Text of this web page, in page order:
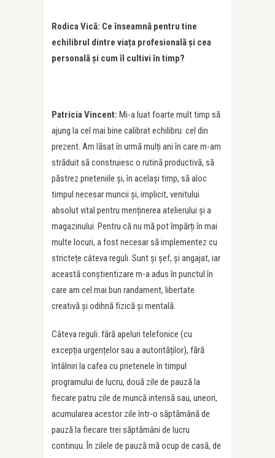
Rodica Vică: Ceînseamnă pentru tine
echilibrul dintre viața profesional ă și cea
personală și cum îl cultiviîn timp?
Patricia Vincent: Mi-a luat foarte mult timp să
ajung la cel mai bine calibrat echilibru: cel din
prezent. Am lăsat în urmă mulți ani în care m-am
străduit să construiesc o rutină productivă, să
păstrez prieteniile și, în același timp, să aloc
timpul necesar muncii și, implicit, venitului
absolut vital pentru menținerea atelierului și a
magazinului. Pentru că nu mă pot împărți în mai
multe locuri, a fost necesar să implementez cu
strictețe câteva reguli. Sunt și șef, și angajat, iar
această conștientizare m-a adus în punctul în
care am cel mai bun randament, libertate
creativă și odihnă fizică și mentală.
Câteva reguli: fără apeluri telefonice (cu
excepția urgențelor sau a autorităților), fără
întâlniri la cafea cu prietenele în timpul
programului de lucru, două zile de pauză la
fiecare patru zile de muncă intensă sau, uneori,
acumularea acestor zile într-o săptămână de
pauză la fiecare trei săptămâni de lucru
continuu. În zilele de pauză mă ocup de casă, de